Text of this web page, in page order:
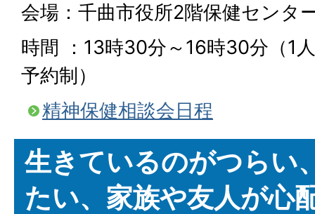
会場：千曲市役所2階保健センタ
時間 ：13時30分～16時30分（1
予約制）
精神保健相談会日程
生きているのがつらい
たい、家族や友人が心